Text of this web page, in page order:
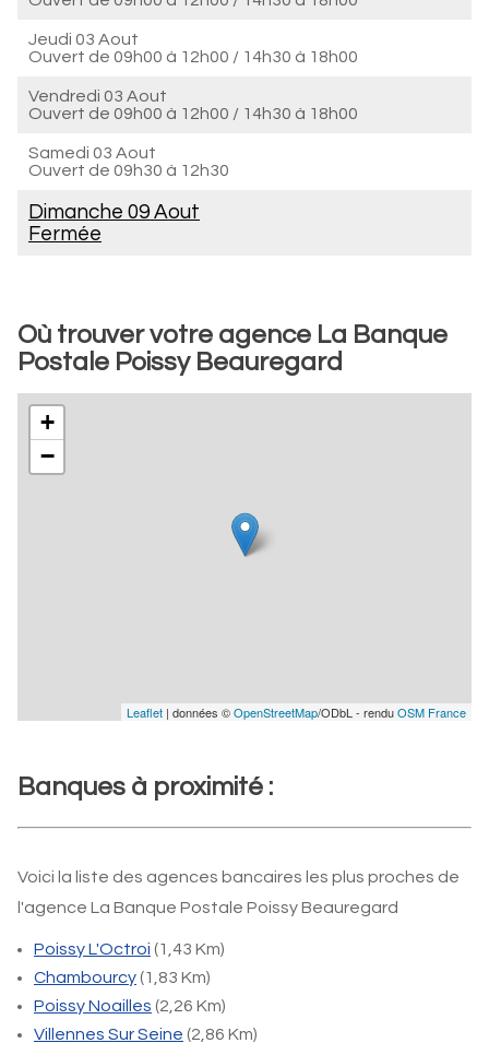
Jeudi 03 Aout
Ouvert de 09h00 à 12h00 / 14h30 à 18h00
Vendredi 03 Aout
Ouvert de 09h00 à 12h00 / 14h30 à 18h00
Samedi 03 Aout
Ouvert de 09h30 à 12h30
Dimanche 09 Aout
Fermée
Où trouver votre agence La Banque
Postale Poissy Beauregard
+
−
Leaflet | données ©OpenStreetMap/ODbL - renduOSM France
Banques à proximité :
Voici la liste des agences bancaires les plus proches de
l'agence La Banque Postale Poissy Beauregard
Poissy L'Octroi (1,43 Km)
Chambourcy(1,83 Km)
Poissy Noailles (2,26 Km)
Villennes Sur Seine (2,86 Km)